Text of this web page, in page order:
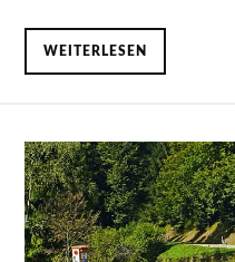
WEITERLESEN